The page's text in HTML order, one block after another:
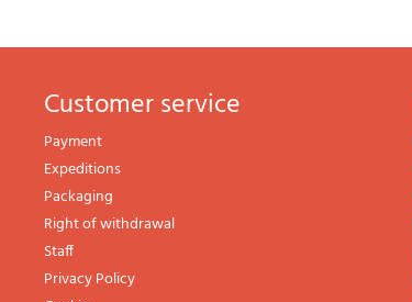
Customer service
Payment
Expeditions
Packaging
Right of withdrawal
Staff
Privacy Policy